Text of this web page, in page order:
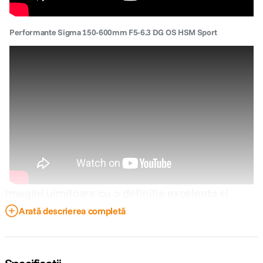
Performante Sigma 150-600mm F5-6.3 DG OS HSM Sport
culori saturate
de 24 elemente in 16 grupuri, , elementele cu dispersie scazuta (2 FLD si
Arată descrierea completă